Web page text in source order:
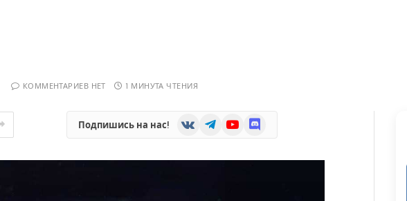
КОММЕНТАРИЕВ НЕТ 1 МИНУТА ЧТЕНИЯ
Подпишись на нас! VKontakteTelegramYouTubeDiscord